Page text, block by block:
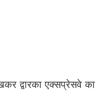
द्वारका एक्सप्रेसवे का